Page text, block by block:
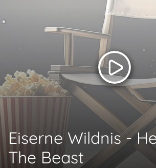
Eiserne Wildnis -
The Beast